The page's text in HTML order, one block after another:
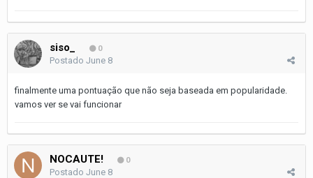
siso_ 0
Postado June 8
finalmente uma pontuação que não seja baseada em popularidade.
vamos ver se vai funcionar
NOCAUTE! 0
Postado June 8